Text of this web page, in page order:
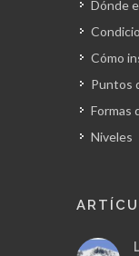
Dónde
Cómo
Puntos
Formas
Niveles